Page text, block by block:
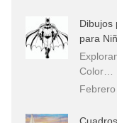
Dibujos
para
Color…